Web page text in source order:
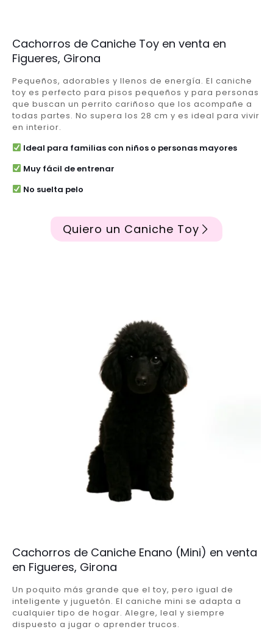
Cachorros de Caniche Toy en venta en
Figueres, Girona
Pequeños, adorables y llenos de energía. El caniche
toy es perfecto para pisos pequeños y para personas
que buscan un perrito cariñoso que los acompañe a
todas partes. No supera los 28 cm y es ideal para vivir
en interior.
Ideal para familias con niños o personas mayores
Muy fácil de entrenar
No suelta pelo
Quiero un Caniche Toy
Cachorros de Caniche Enano (Mini) en venta
en Figueres, Girona
Un poquito más grande que el toy, pero igual de
inteligente y juguetón. El caniche mini se adapta a
cualquier tipo de hogar. Alegre, leal y siempre
dispuesto a jugar o aprender trucos.